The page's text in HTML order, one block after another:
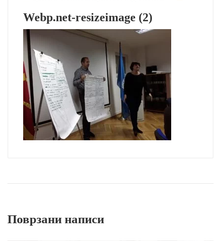
Webp.net-resizeimage (2)
Поврзани написи